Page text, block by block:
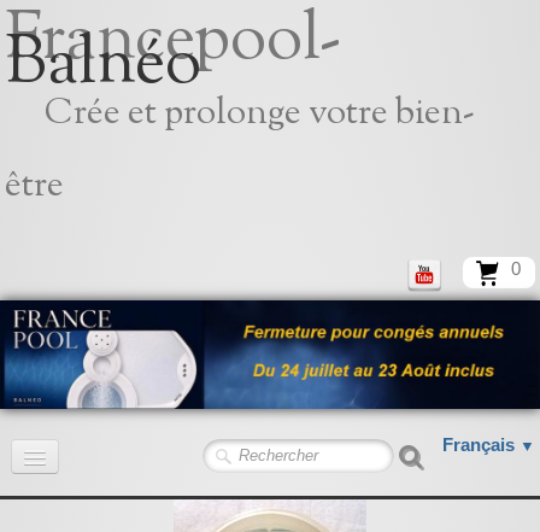
Francepool-
Balnéo
Crée et prolonge votre bien-
être
0
Français ▼
Accueil